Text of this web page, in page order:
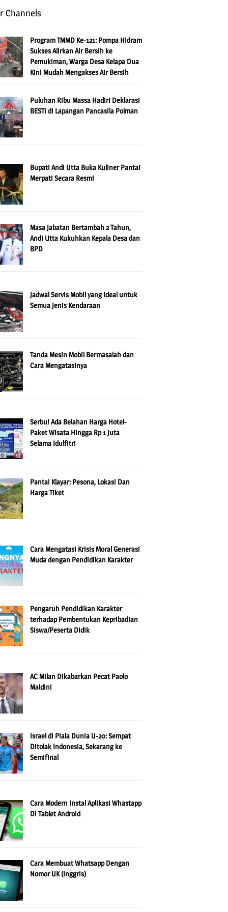
Channels
Program TMMD Ke-121: Pompa Hidram
Sukses Alirkan Air Bersih ke
Pemukiman, Warga Desa Kelapa Dua
Kini Mudah Mengakses Air Bersih
Puluhan Ribu Massa Hadiri Deklarasi
BESTi di Lapangan Pancasila Polman
Bupati Andi Utta Buka Kuliner Pantai
Merpati Secara Resmi
Masa Jabatan Bertambah 2 Tahun,
Andi Utta Kukuhkan Kepala Desa dan
BPD
Jadwal Servis Mobil yang Ideal untuk
Semua Jenis Kendaraan
Tanda Mesin Mobil Bermasalah dan
Cara Mengatasinya
Serbu! Ada Belahan Harga Hotel-
Paket Wisata Hingga Rp 1 Juta
Selama Idulfitri
Pantai Klayar: Pesona, Lokasi Dan
Harga Tiket
Cara Mengatasi Krisis Moral Generasi
Muda dengan Pendidikan Karakter
Pengaruh Pendidikan Karakter
terhadap Pembentukan Kepribadian
Siswa/Peserta Didik
AC Milan Dikabarkan Pecat Paolo
Maldini
Israel di Piala Dunia U-20: Sempat
Ditolak Indonesia, Sekarang ke
Semifinal
Cara Modern Instal Aplikasi Whastapp
Di Tablet Android
Cara Membuat Whatsapp Dengan
Nomor UK (Inggris)